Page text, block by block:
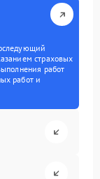
страховых
работ
работ и